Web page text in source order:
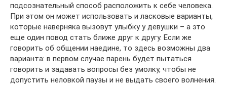
подсознательный способ расположить к себе человека.
При этом он может использовать и ласковые варианты,
которые наверняка вызовут улыбку у девушки – а это
еще один повод стать ближе друг к другу. Если же
говорить об общении наедине, то здесь возможны два
варианта: в первом случае парень будет пытаться
говорить и задавать вопросы без умолку, чтобы не
допустить неловкой паузы и не выдать своего волнения.